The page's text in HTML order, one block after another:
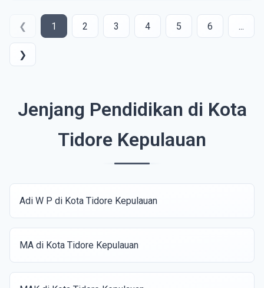
❮ 1 2 3 4 5 6 ...
❯
Jenjang Pendidikan di Kota
Tidore Kepulauan
Adi W P di Kota Tidore Kepulauan
MA di Kota Tidore Kepulauan